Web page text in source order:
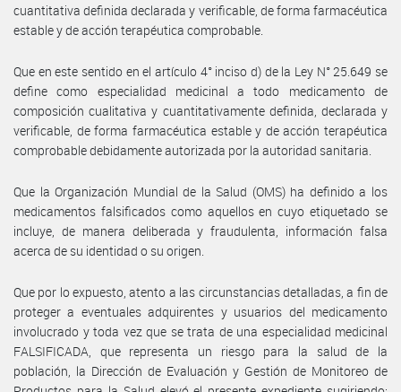
cuantitativa definida declarada y verificable, de forma farmacéutica
estable y de acción terapéutica comprobable.
Que en este sentido en el artículo 4° inciso d) de la Ley N° 25.649 se
define como especialidad medicinal a todo medicamento de
composición cualitativa y cuantitativamente definida, declarada y
verificable, de forma farmacéutica estable y de acción terapéutica
comprobable debidamente autorizada por la autoridad sanitaria.
Que la Organización Mundial de la Salud (OMS) ha definido a los
medicamentos falsificados como aquellos en cuyo etiquetado se
incluye, de manera deliberada y fraudulenta, información falsa
acerca de su identidad o su origen.
Que por lo expuesto, atento a las circunstancias detalladas, a fin de
proteger a eventuales adquirentes y usuarios del medicamento
involucrado y toda vez que se trata de una especialidad medicinal
FALSIFICADA, que representa un riesgo para la salud de la
población, la Dirección de Evaluación y Gestión de Monitoreo de